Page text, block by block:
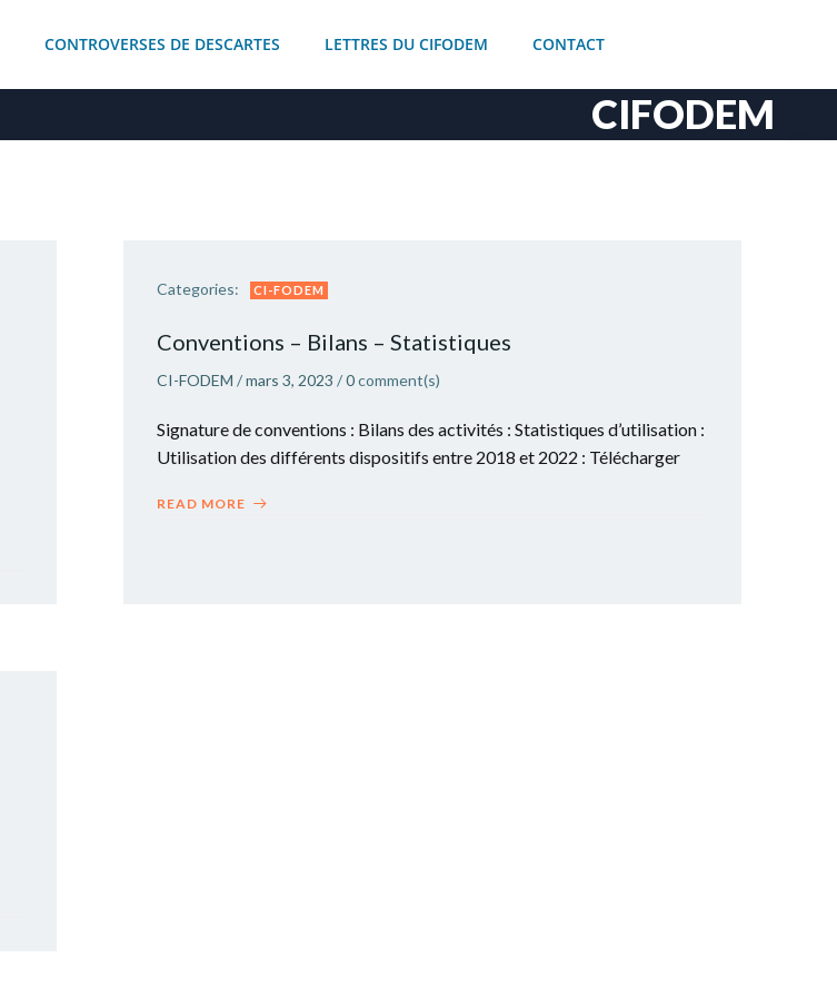
CONTROVERSES DE DESCARTES LETTRES DU CIFODEM CONTACT
CIFODEM
Categories: CI-FODEM
Conventions – Bilans – Statistiques
CI-FODEM /mars 3, 2023 /0comment(s)
Signature de conventions : Bilans des activités : Statistiques d’utilisation :
Utilisation des différents dispositifs entre 2018 et 2022 : Télécharger
READ MORE